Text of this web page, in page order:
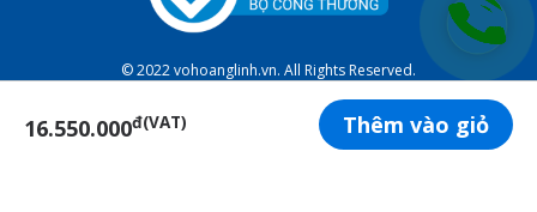
16.550.000đ(VAT) Thêm vào giỏ
© 2022 vohoanglinh.vn. All Rights Reserved.
ĐẶT LỊCH HẸN ONLINE